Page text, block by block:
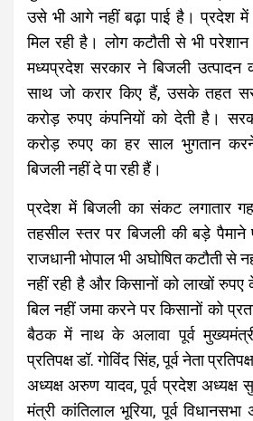
उसे भी आगे नहीं बढ़ा पाई है। प्रदेश में
मिल रही है। लोग कटौती से भी
मध्यप्रदेश सरकार ने बिजली उत्पादन
साथ जो करार किए हैं, उसके तहत
करोड़ रुपए कंपनियों को देती है।
करोड़ रुपए का हर साल भुगतान
बिजली नहीं दे पा रही हैं।
प्रदेश में बिजली का संकट लगातार
तहसील स्तर पर बिजली की बड़े पैमाने
राजधानी भोपाल भी अघोषित कटौती से
नहीं रही है और किसानों को लाखों
बिल नहीं जमा करने पर किसानों को
बैठक में नाथ के अलावा पूर्व
प्रतिपक्ष डॉ. गोविंद सिंह, पूर्व नेता
अध्यक्ष अरुण यादव, पूर्व प्रदेश अध्यक्ष
मंत्री कांतिलाल भूरिया, पूर्व विधानसभा